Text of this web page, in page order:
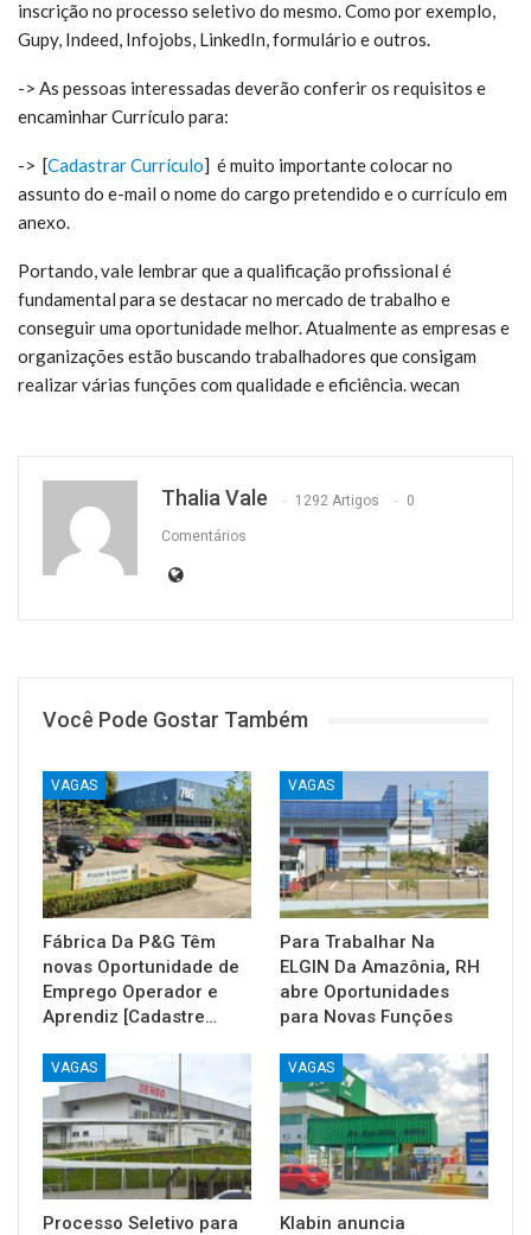
inscrição no processo seletivo do mesmo. Como por exemplo,
Gupy, Indeed, Infojobs, LinkedIn, formulário e outros.
-> As pessoas interessadas deverão conferir os requisitos e
encaminhar Currículo para:
-> [Cadastrar Currículo] é muito importante colocar no
assunto do e-mail o nome do cargo pretendido e o currículo em
anexo.
Portando, vale lembrar que a qualificação profissional é
fundamental para se destacar no mercado de trabalho e
conseguir uma oportunidade melhor. Atualmente as empresas e
organizações estão buscando trabalhadores que consigam
realizar várias funções com qualidade e eficiência. wecan
Thalia Vale 1292 Artigos 0
Comentários
Você Pode Gostar Também
VAGAS
Fábrica Da P&G Têm
novas Oportunidade de
Emprego Operador e
Aprendiz [Cadastre…
VAGAS
Para Trabalhar Na
ELGIN Da Amazônia, RH
abre Oportunidades
para Novas Funções
VAGAS
Processo Seletivo para
VAGAS
Klabin anuncia